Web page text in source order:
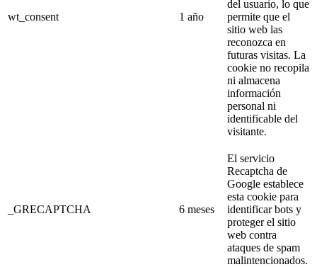
wt_consent 1 año
del usuario, lo que
permite que el
sitio web las
reconozca en
futuras visitas. La
cookie no recopila
ni almacena
información
personal ni
identificable del
visitante.
_GRECAPTCHA 6 meses
El servicio
Recaptcha de
Google establece
esta cookie para
identificar bots y
proteger el sitio
web contra
ataques de spam
malintencionados.